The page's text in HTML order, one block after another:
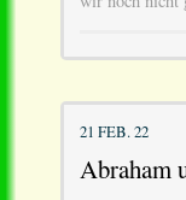
21 FEB. 22
Abraham